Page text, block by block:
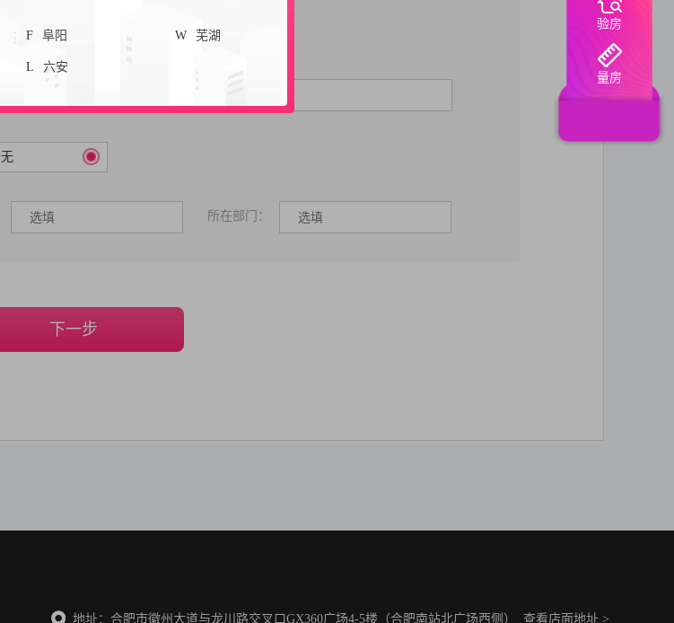
无
所在部门：
下一步
地址：合肥市徽州大道与龙川路交叉口GX360广场4-5楼（合肥南站北广场西侧） 查看店面地址 >
F 阜阳 W 芜湖
L 六安
验房
量房